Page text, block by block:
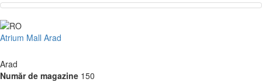
Atrium Mall Arad
Arad
Număr de magazine 150